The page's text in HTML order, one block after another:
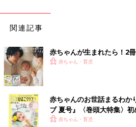
うほど。それでも冬は体が冷えてしまわ
そんなときは厚手の布団と薄手の布団を
あげましょう。厚手と薄手を2枚かけに
けにするのであれば軽い毛布などを布団
いいかもしれません。
それでも動き回ってお布団から出てしま
を着せてあげると、お腹が冷えずおすす
関連記事
赤ちゃんが生まれたら！2
赤ちゃん・育児
赤ちゃんのお世話まるわか
ブ 夏号』〈巻頭大特集〉
く！ おっぱい・ミルクの基
赤ちゃん・育児